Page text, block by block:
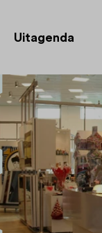
Uitagenda